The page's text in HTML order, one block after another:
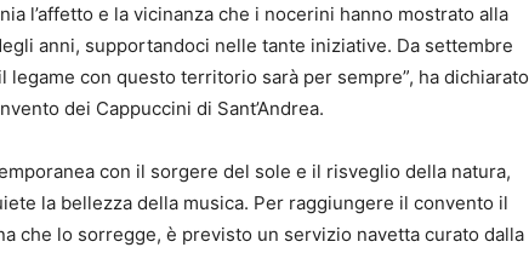
l’affetto e la vicinanza che i nocerini hanno mostrato alla
anni, supportandoci nelle tante iniziative. Da settembre
legame con questo territorio sarà per sempre”, ha dichiarato
dei Cappuccini di Sant’Andrea.
con il sorgere del sole e il risveglio della natura,
la bellezza della musica. Per raggiungere il convento il
che lo sorregge, è previsto un servizio navetta curato dalla